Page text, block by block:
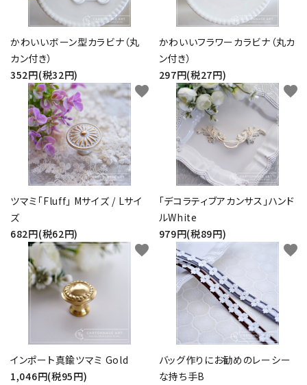
かわいいボーン型カラビナ（丸
カン付き）
352円(税32円)
かわいいフラワーカラビナ（丸カ
ン付き）
297円(税27円)
ツマミ「Fluff」 Mサイズ / Lサイ
ズ
682円(税62円)
favorite
「デコラティブアカンサス」ハンド
ルWhite
979円(税89円)
favorite
インポート真鍮ツマミ Gold
1,046円(税95円)
favorite
バッグ作りにお勧めのレーシー
な持ち手B
favorite